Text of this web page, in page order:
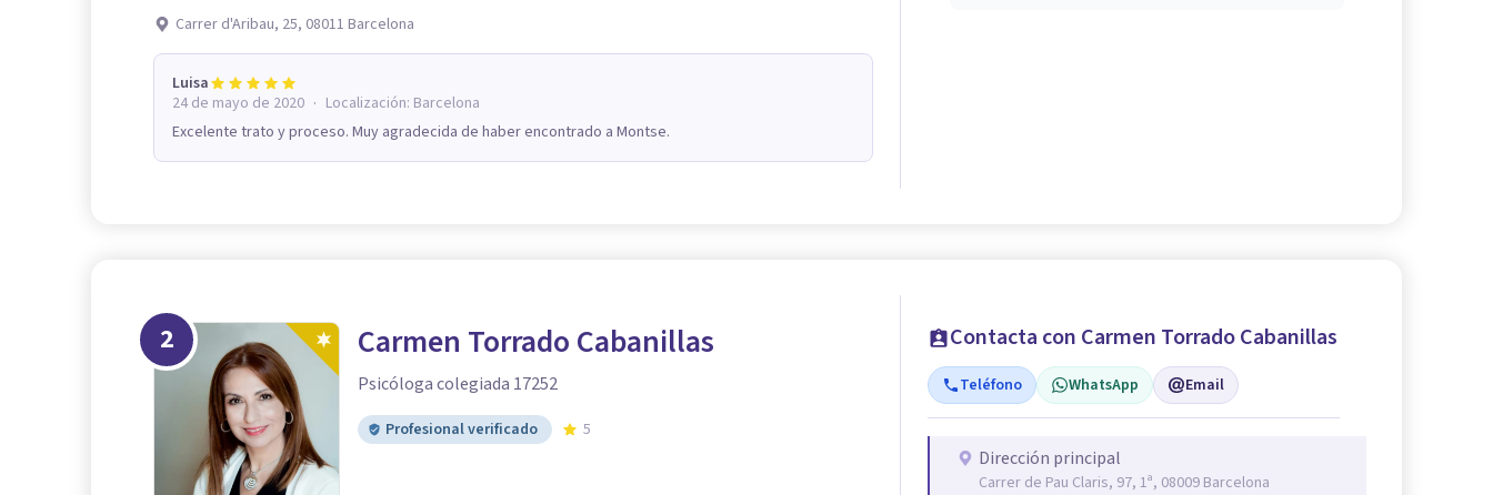
Carrer d'Aribau, 25, 08011 Barcelona
Luisa
24 de mayo de 2020 · Localización: Barcelona
Excelente trato y proceso. Muy agradecida de haber encontrado a Montse.
2 Carmen Torrado Cabanillas
Psicóloga colegiada 17252
Profesional verificado 5
Contacta con Carmen Torrado Cabanillas
Teléfono WhatsApp Email
Dirección principal
Carrer de Pau Claris, 97, 1ª, 08009 Barcelona